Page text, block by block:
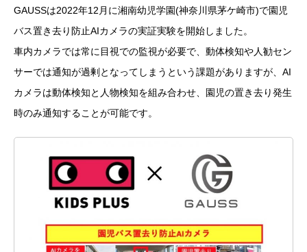
GAUSSは2022年12月に湘南幼児学園(神奈川県茅ケ崎市)で園児
バス置き去り防止AIカメラの実証実験を開始しました。
車内カメラでは常に目視での監視が必要で、動体検知や人勧セン
サーでは通知が過剰となってしまうという課題がありますが、AI
カメラは動体検知と人物検知を組み合わせ、園児の置き去り発生
時のみ通知することが可能です。